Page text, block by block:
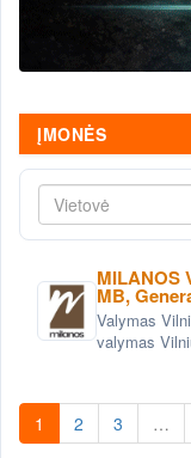
ĮMONĖS
Vietovė
MILANOS
MB,
Valymas
valymas
1 2 3 …